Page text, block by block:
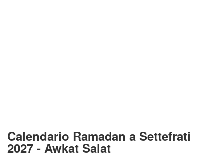
Calendario Ramadan a Settefrati
2027 - Awkat Salat